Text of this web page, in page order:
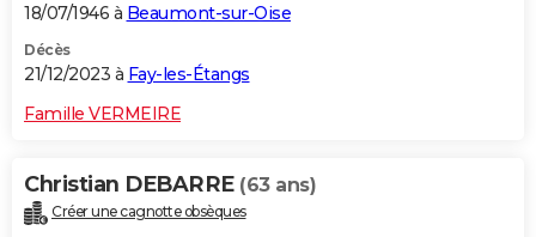
GUIDES D'ACHAT
BONS PLANS
CARTE DE VOEUX
Dictionnaire
Biographies
Citations
Expressions
Proverbes
PROGRAMME TV
18/07/1946 à Beaumont-sur-Oise
Décès
21/12/2023 à Fay-les-Étangs
Famille VERMEIRE
Christian DEBARRE (63 ans)
Créer une cagnotte obsèques